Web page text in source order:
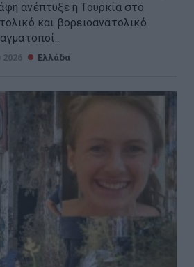
ανέπτυξε η Τουρκία στο
και βορειοανατολικό
2026 Ελλάδα